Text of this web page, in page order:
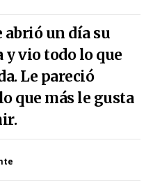
un día su
vio todo lo que
Le pareció
que más le gusta